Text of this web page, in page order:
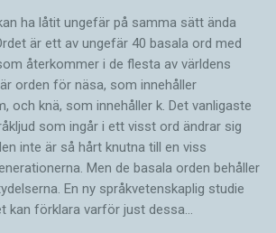
ha låtit ungefär på samma sätt ända
är ett av ungefär 40 basala ord med
återkommer i de flesta av världens
orden för näsa, som innehåller
och knä, som innehåller k. Det vanligaste
som ingår i ett visst ord ändrar sig
inte är så hårt knutna till en viss
Men de basala orden behåller
En ny språkvetenskaplig studie
kan förklara varför just dessa…